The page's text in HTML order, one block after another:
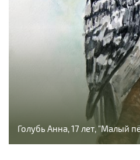
Голубь Анна, 17 лет, "Малый